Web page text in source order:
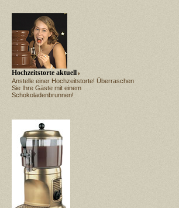
Hochzeitstorte aktuell
Anstelle einer Hochzeitstorte! Überraschen
Sie Ihre Gäste mit einem
Schokoladenbrunnen!